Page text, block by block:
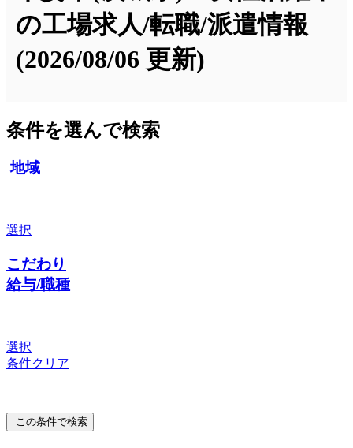
の工場求人/転職/派遣情報
(2026/08/06 更新)
条件を選んで検索
地域
選択
こだわり
給与/職種
選択
条件クリア
この条件で検索